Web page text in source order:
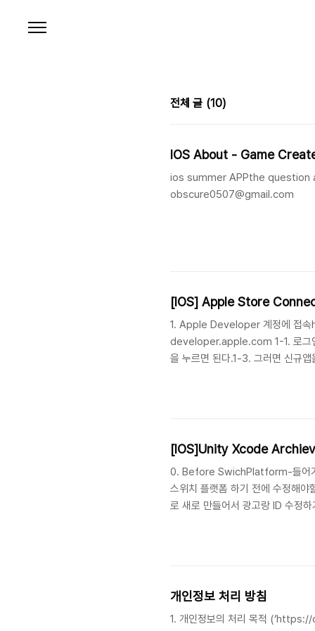
전체 글 (10)
IOS About - Game
ios summer APPthe
obscure0507@gmail.com
[IOS] Apple Store
1. Apple Developer 계정에 접
developer.apple.com 1-1. 로그인
을 누르면 된다.1-3. 그러면 신규
[IOS]Unity Xcode
0. Before SwichPlatform-들어
스위치 플랫폼 하기 전에 수정해
로 새로 만들어서 광고랑 ID 수정
개인정보 처리 방침
1. 개인정보의 처리 목적